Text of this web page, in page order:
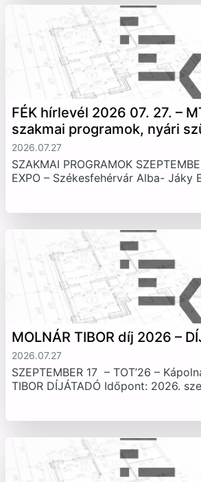
FÉK hírlevél 2026 07. 27. –
szakmai programok, nyári
2026.07.27
SZAKMAI PROGRAMOK
EXPO – Székesfehérvár Alba- Jáky
MOLNÁR TIBOR díj 2026 –
2026.07.27
SZEPTEMBER 17 – TOT’26 –
TIBOR DÍJÁTADÓ Időpont: 2026.